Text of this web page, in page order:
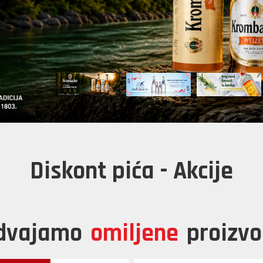
Diskont pića - Akcije
omiljene